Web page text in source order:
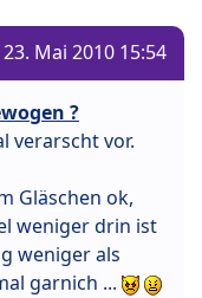
23. Mai 2010 15:54
?
verarscht vor.
Gläschen ok,
weniger drin ist
weniger als
garnich ...